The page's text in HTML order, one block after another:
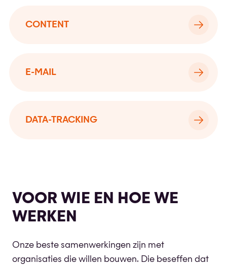
CONTENT
E-MAIL
DATA-TRACKING
VOOR WIE EN HOE WE
WERKEN
Onze beste samenwerkingen zijn met
organisaties die willen bouwen. Die beseffen dat